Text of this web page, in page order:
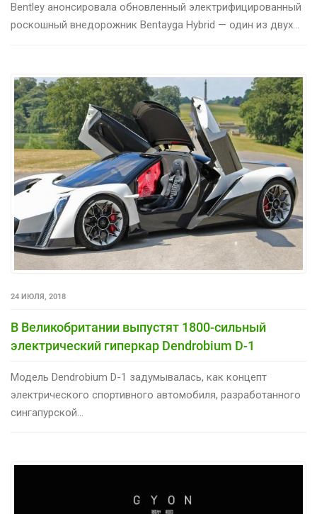
Bentley анонсировала обновленный электрифицированный
роскошный внедорожник Bentayga Hybrid — один из двух...
24 ИЮЛЯ, 2018
В Великобритании выпустят 1800-сильный
электрический гиперкар Dendrobium D-1
Модель Dendrobium D-1 задумывалась, как концепт
электрического спортивного автомобиля, разработанного
сингапурской...